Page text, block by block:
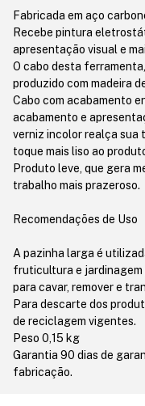
Fabricada em aço
Recebe pintura
apresentação visual e
O cabo desta
produzido com madeira
Cabo com acabamento
acabamento e
verniz incolor realça sua
toque mais liso ao
Produto leve, que gera
trabalho mais prazeroso.
Recomendações de Uso
A pazinha larga é
fruticultura e jardinagem
para cavar, remover e
Para descarte dos
de reciclagem vigentes.
Peso 0,15 kg
Garantia 90 dias de
fabricação.